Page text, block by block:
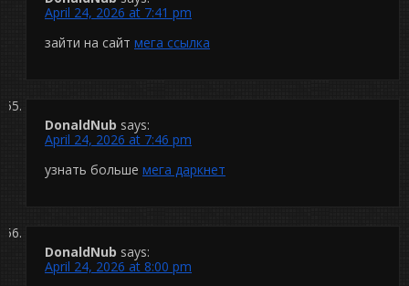
April 24, 2026 at 7:41 pm
зайти на сайт мега ссылка
DonaldNub says:
April 24, 2026 at 7:46 pm
узнать больше мега даркнет
DonaldNub says:
April 24, 2026 at 8:00 pm